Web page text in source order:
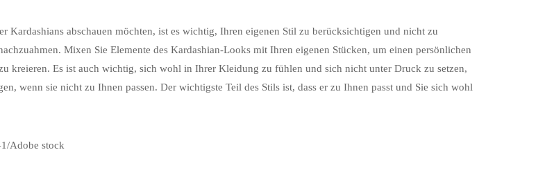
Kardashians abschauen möchten, ist es wichtig, Ihren eigenen Stil zu berücksichtigen und nicht zu
Mixen Sie Elemente des Kardashian-Looks mit Ihren eigenen Stücken, um einen persönlichen
kreieren. Es ist auch wichtig, sich wohl in Ihrer Kleidung zu fühlen und sich nicht unter Druck zu setzen,
wenn sie nicht zu Ihnen passen. Der wichtigste Teil des Stils ist, dass er zu Ihnen passt und Sie sich wohl
Adobe stock